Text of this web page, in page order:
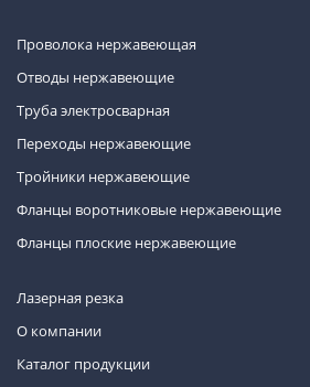
Проволока нержавеющая
Отводы нержавеющие
Труба электросварная
Переходы нержавеющие
Тройники нержавеющие
Фланцы воротниковые нержавеющие
Фланцы плоские нержавеющие
Лазерная резка
О компании
Каталог продукции